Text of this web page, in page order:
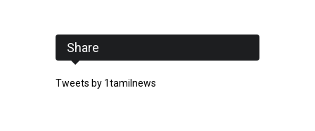
Share
Tweets by 1tamilnews